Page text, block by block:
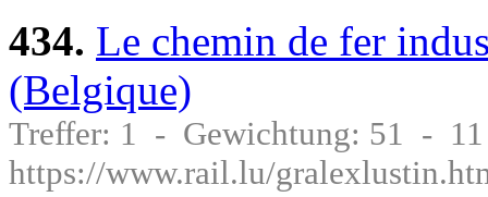
434. Le chemin de fer
(Belgique)
Treffer: 1 - Gewichtung: 51 -
https://www.rail.lu/